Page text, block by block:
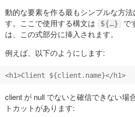
動的な要素を作る最もシンプルな方
す。ここで使用する構文は
${…}
で
は、この式部分に挿入されます。
例えば、以下のようにします:
client が null でないと確信できない場
トカットがあります: